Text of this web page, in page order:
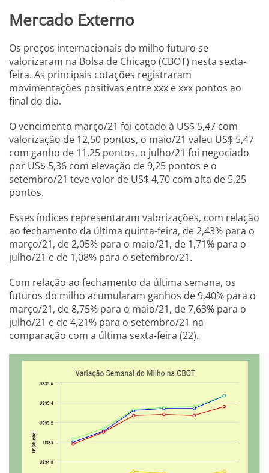
Mercado Externo
Os preços internacionais do milho futuro se
valorizaram na Bolsa de Chicago (CBOT) nesta sexta-
feira. As principais cotações registraram
movimentações positivas entre xxx e xxx pontos ao
final do dia.
O vencimento março/21 foi cotado à US$ 5,47 com
valorização de 12,50 pontos, o maio/21 valeu US$ 5,47
com ganho de 11,25 pontos, o julho/21 foi negociado
por US$ 5,36 com elevação de 9,25 pontos e o
setembro/21 teve valor de US$ 4,70 com alta de 5,25
pontos.
Esses índices representaram valorizações, com relação
ao fechamento da última quinta-feira, de 2,43% para o
março/21, de 2,05% para o maio/21, de 1,71% para o
julho/21 e de 1,08% para o setembro/21.
Com relação ao fechamento da última semana, os
futuros do milho acumularam ganhos de 9,40% para o
março/21, de 8,75% para o maio/21, de 7,63% para o
julho/21 e de 4,21% para o setembro/21 na
comparação com a última sexta-feira (22).